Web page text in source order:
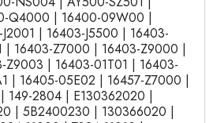
Q4000 | 16400-09W00 |
| 16403-J5500 | 16403-
| 16403-Z7000 | 16403-Z9000 |
Z9003 | 16403-01T01 | 16403-
| 16405-05E02 | 16457-Z7000 |
149-2804 | E130362020 |
| 5B2400230 | 130366020 |